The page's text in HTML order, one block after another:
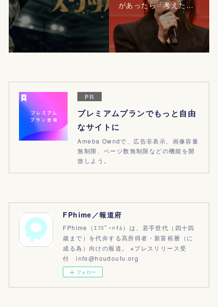
があったら「考えた…
PR
プレミアムプランでもっと自由
なサイトに
Ameba Owndで、広告非表示、画像容量
無制限、ページ数無制限などの機能を開
放しよう。
FPhime／報道府
FPhime（ｴﾌﾋﾟｰﾊｲﾑ）は、若手世代（四十四
歳まで）を代弁する高所得者・新富裕層（に
成る為）向けの報道。 ※プレスリリース受
付 info@houdoufu.org
フォロー